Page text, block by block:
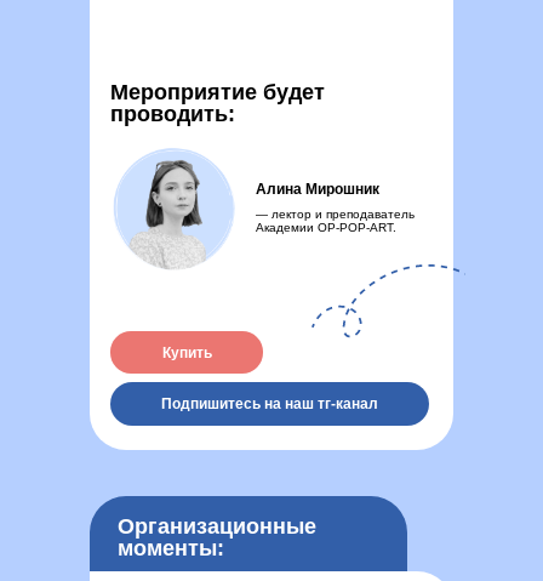
Мероприятие будет
проводить:
Купить
Подпишитесь на наш тг-канал
— лектор и преподаватель
Академии OP-POP-ART.
Алина Мирошник
Организационные
моменты: